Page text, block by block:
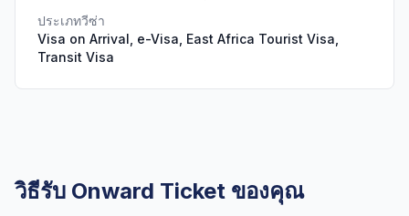
ประเภทวีซ่า
Visa on Arrival, e-Visa, East Africa Tourist Visa,
Transit Visa
วิธีรับ Onward Ticket ของคุณ